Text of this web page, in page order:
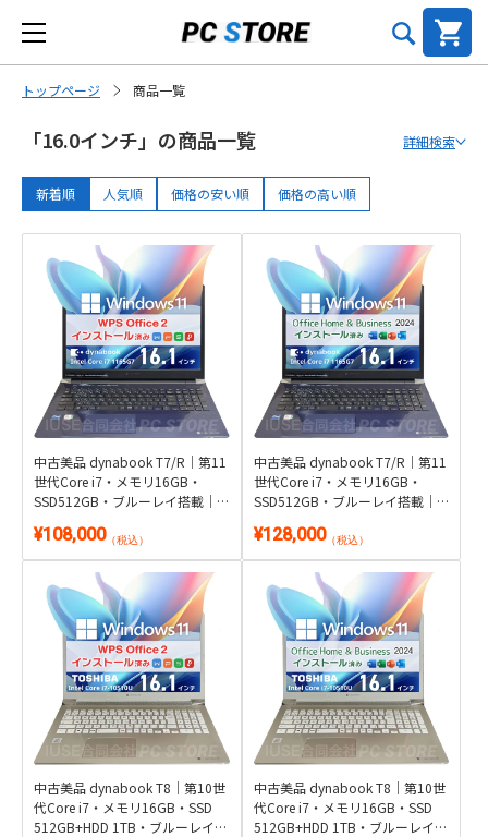
トップページ 商品一覧
「16.0インチ」の商品一覧 詳細検索
新着順 人気順 価格の安い順 価格の高い順
中古美品 dynabook T7/R｜第11
世代Core i7・メモリ16GB・
SSD512GB・ブルーレイ搭載｜
¥108,000（税込）
中古美品 dynabook T7/R｜第11
世代Core i7・メモリ16GB・
SSD512GB・ブルーレイ搭載｜
2024付き
¥128,000（税込）
中古美品 dynabook T8｜第10世
代Core i7・メモリ16GB・SSD
512GB+HDD 1TB・ブルーレイ搭
中古美品 dynabook T8｜第10世
代Core i7・メモリ16GB・SSD
512GB+HDD 1TB・ブルーレイ搭